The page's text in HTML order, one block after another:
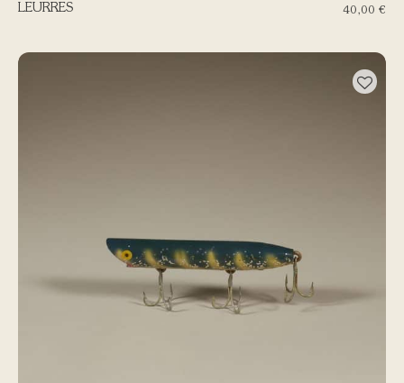
40,00 €
LEURRES